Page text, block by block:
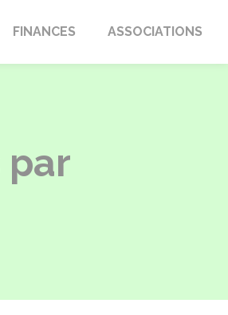
FINANCES ASSOCIATIONS
par